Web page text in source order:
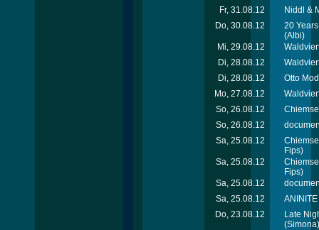
Fr, 31.08.12
Niddl &
Do, 30.08.12
20
(Albi)
Mi, 29.08.12
Di, 28.08.12
Di, 28.08.12
Otto
Mo, 27.08.12
So, 26.08.12
So, 26.08.12
Sa, 25.08.12
Fips)
Sa, 25.08.12
Fips)
Sa, 25.08.12
Sa, 25.08.12
Do, 23.08.12
Late
(Simona)